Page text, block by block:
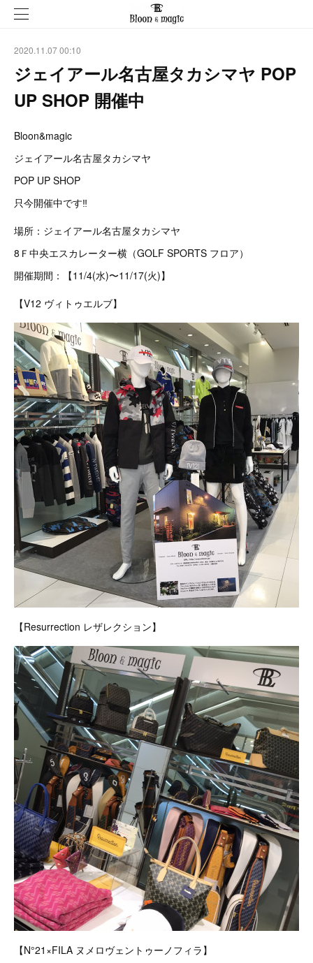
2020.11.07 00:10
ジェイアール名古屋タカシマヤ POP
UP SHOP 開催中
Bloon&magic
ジェイアール名古屋タカシマヤ
POP UP SHOP
只今開催中です‼︎
場所：ジェイアール名古屋タカシマヤ
8Ｆ中央エスカレーター横（GOLF SPORTS フロア）
開催期間：【11/4(水)〜11/17(火)】
【V12 ヴィトゥエルブ】
【Resurrection レザレクション】
【N°21×FILA ヌメロヴェントゥーノフィラ】